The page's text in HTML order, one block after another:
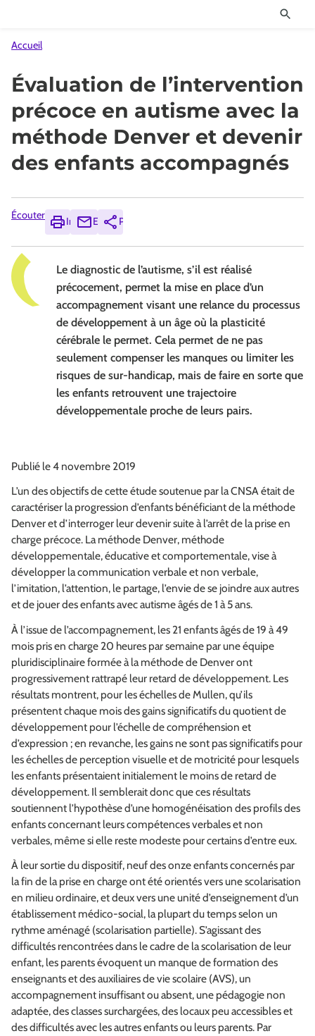
Accueil
Évaluation de l’intervention
précoce en autisme avec la
méthode Denver et devenir
des enfants accompagnés
Écouter
ImprimerEnvoyerPartager
Le diagnostic de l’autisme, s’il est réalisé
précocement, permet la mise en place d’un
accompagnement visant une relance du processus
de développement à un âge où la plasticité
cérébrale le permet. Cela permet de ne pas
seulement compenser les manques ou limiter les
risques de sur-handicap, mais de faire en sorte que
les enfants retrouvent une trajectoire
développementale proche de leurs pairs.
Publié le 4 novembre 2019
L’un des objectifs de cette étude soutenue par la CNSA était de
caractériser la progression d’enfants bénéficiant de la méthode
Denver et d’interroger leur devenir suite à l’arrêt de la prise en
charge précoce. La méthode Denver, méthode
développementale, éducative et comportementale, vise à
développer la communication verbale et non verbale,
l’imitation, l’attention, le partage, l’envie de se joindre aux autres
et de jouer des enfants avec autisme âgés de 1 à 5 ans.
À l’issue de l’accompagnement, les 21 enfants âgés de 19 à 49
mois pris en charge 20 heures par semaine par une équipe
pluridisciplinaire formée à la méthode de Denver ont
progressivement rattrapé leur retard de développement. Les
résultats montrent, pour les échelles de Mullen, qu’ils
présentent chaque mois des gains significatifs du quotient de
développement pour l’échelle de compréhension et
d’expression ; en revanche, les gains ne sont pas significatifs pour
les échelles de perception visuelle et de motricité pour lesquels
les enfants présentaient initialement le moins de retard de
développement. Il semblerait donc que ces résultats
soutiennent l’hypothèse d’une homogénéisation des profils des
enfants concernant leurs compétences verbales et non
verbales, même si elle reste modeste pour certains d’entre eux.
À leur sortie du dispositif, neuf des onze enfants concernés par
la fin de la prise en charge ont été orientés vers une scolarisation
en milieu ordinaire, et deux vers une unité d’enseignement d’un
établissement médico-social, la plupart du temps selon un
rythme aménagé (scolarisation partielle). S’agissant des
difficultés rencontrées dans le cadre de la scolarisation de leur
enfant, les parents évoquent un manque de formation des
enseignants et des auxiliaires de vie scolaire (AVS), un
accompagnement insuffisant ou absent, une pédagogie non
adaptée, des classes surchargées, des locaux peu accessibles et
des difficultés avec les autres enfants ou leurs parents. Par